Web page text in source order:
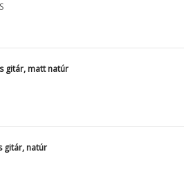
gitár, matt natúr
gitár, natúr